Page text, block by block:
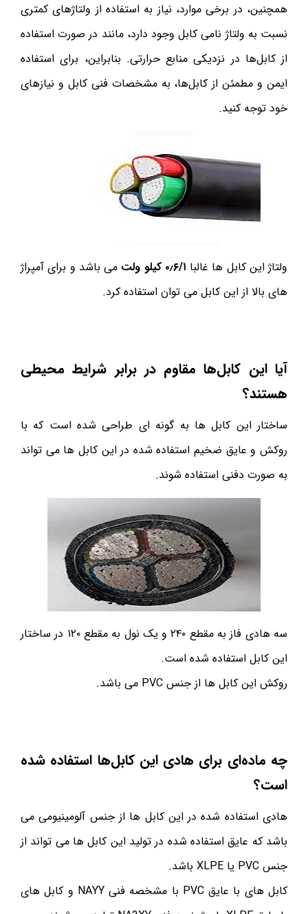
همچنین، در برخی موارد، نیاز به استفاده از ولتاژهای کمتری
نسبت به ولتاژ نامی کابل وجود دارد، مانند در صورت استفاده
از کابل‌ها در نزدیکی منابع حرارتی. بنابراین، برای استفاده
ایمن و مطمئن از کابل‌ها، به مشخصات فنی کابل و نیازهای
خود توجه کنید.
ولتاژ این کابل ها غالبا ۰٫۶/۱ کیلو ولت می باشد و برای آمپراژ
های بالا از این کابل می توان استفاده کرد.
آیا این کابل‌ها مقاوم در برابر شرایط محیطی
هستند؟
ساختار این کابل ها به گونه ای طراحی شده است که با
روکش و عایق ضخیم استفاده شده در این کابل ها می تواند
به صورت دفنی استفاده شوند.
سه هادی فاز به مقطع ۲۴۰ و یک نول به مقطع ۱۲۰ در ساختار
این کابل استفاده شده است.
روکش این کابل ها از جنس PVC می باشد.
چه ماده‌ای برای هادی این کابل‌ها استفاده شده
است؟
هادی استفاده شده در این کابل ها از جنس آلومینیومی می
باشد که عایق استفاده شده در تولید این کابل ها می تواند از
جنس PVC یا XLPE باشد.
کابل های با عایق PVC با مشخصه فنی NAYY و کابل های